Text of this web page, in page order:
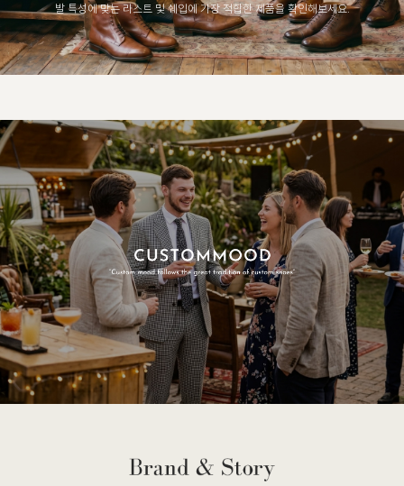
발 특성에 맞는 라스트 및 쉐입에 가장 적합한 제품을 확인해보세요.